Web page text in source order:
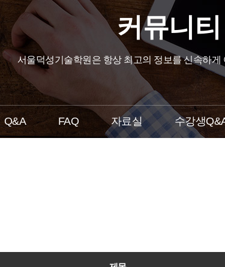
커뮤니티
서울덕성기술학원은 항상 최고의 정보를 신속하게
Q&A FAQ 자료실 수강생